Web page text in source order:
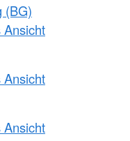
(BG)
Ansicht
Ansicht
Ansicht